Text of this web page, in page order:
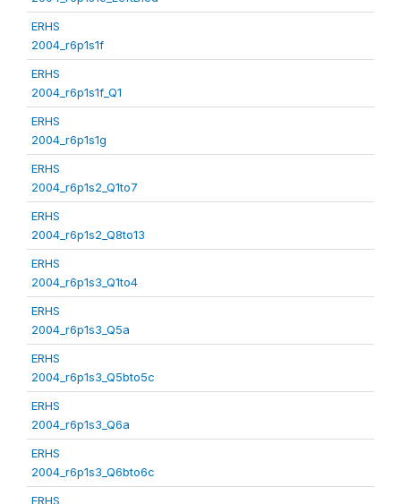
ERHS
2004_r6p1s1f
ERHS
2004_r6p1s1f_Q1
ERHS
2004_r6p1s1g
ERHS
2004_r6p1s2_Q1to7
ERHS
2004_r6p1s2_Q8to13
ERHS
2004_r6p1s3_Q1to4
ERHS
2004_r6p1s3_Q5a
ERHS
2004_r6p1s3_Q5bto5c
ERHS
2004_r6p1s3_Q6a
ERHS
2004_r6p1s3_Q6bto6c
ERHS